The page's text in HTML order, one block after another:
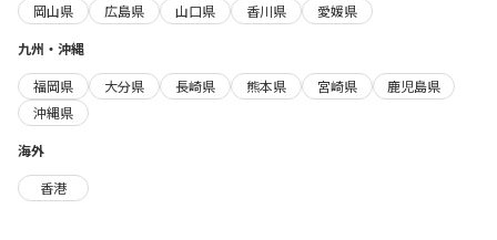
岡山県
広島県 山口県 香川県
愛媛県
九州・沖縄
福岡県
大分県 長崎県 熊本県 宮崎県
鹿児島県
沖縄県
海外
香港